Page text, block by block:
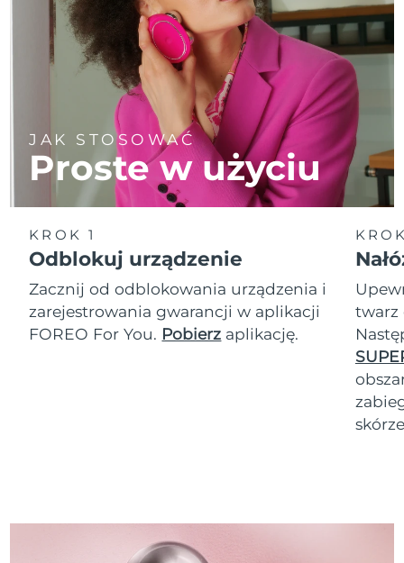
JAK STOSOWAĆ
Proste w użyciu
KROK 1
Odblokuj urządzenie
Zacznij od odblokowania urządzenia i
zarejestrowania gwarancji w aplikacji
FOREO For You. Pobierz aplikację.
twarz